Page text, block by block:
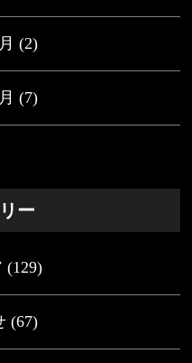
(2)
(7)
ー
(129)
(67)